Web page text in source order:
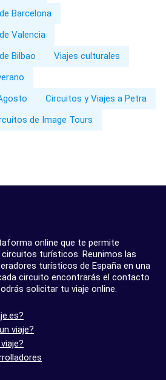
Barcelona
Valencia
Bilbao
Viajes culturales
Circuitos y Viajes a Petra
de Image Tours
online que te permite
turísticos. Reunimos las
turísticos de España en una
circuito encontrarás el contacto
solicitar tu viaje online.
viaje?